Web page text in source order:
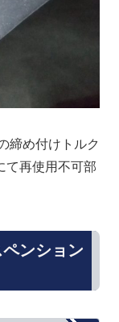
締め付けトルク
て再使用不可部
ンション